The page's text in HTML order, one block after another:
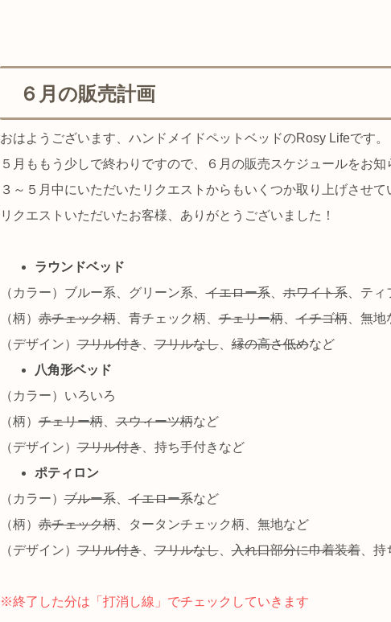
６月の販売計画
おはようございます、ハンドメイドペットベッドのRosy Lifeです。
５月ももう少しで終わりですので、６月の販売スケジュールをお知
３～５月中にいただいたリクエストからもいくつか取り上げさせて
リクエストいただいたお客様、ありがとうございました！
ラウンドベッド
（カラー）ブルー系、グリーン系、イエロー系、ホワイト系、ティ
（柄）赤チェック柄、青チェック柄、チェリー柄、イチゴ柄、無地
（デザイン）フリル付き、フリルなし、縁の高さ低めなど
八角形ベッド
（カラー）いろいろ
（柄）チェリー柄、スウィーツ柄など
（デザイン）フリル付き、持ち手付きなど
ポティロン
（カラー）ブルー系、イエロー系など
（柄）赤チェック柄、タータンチェック柄、無地など
（デザイン）フリル付き、フリルなし、入れ口部分に巾着装着、持
※終了した分は「打消し線」でチェックしていきます